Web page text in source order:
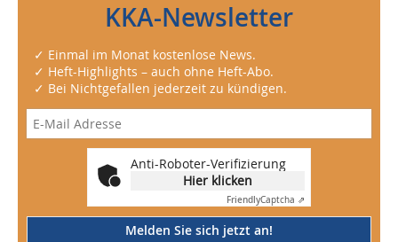
KKA-Newsletter
✓ Einmal im Monat kostenlose News.
✓ Heft-Highlights – auch ohne Heft-Abo.
✓ Bei Nichtgefallen jederzeit zu kündigen.
Anti-Roboter-Verifizierung
Hier klicken
FriendlyCaptcha ⇗
Melden Sie sich jetzt an!